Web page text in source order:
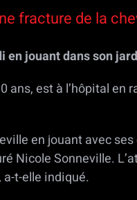
fracture de la
jouant dans son
ans, est à l’hôpital
en jouant avec
Nicole Sonneville.
a-t-elle indiqué.